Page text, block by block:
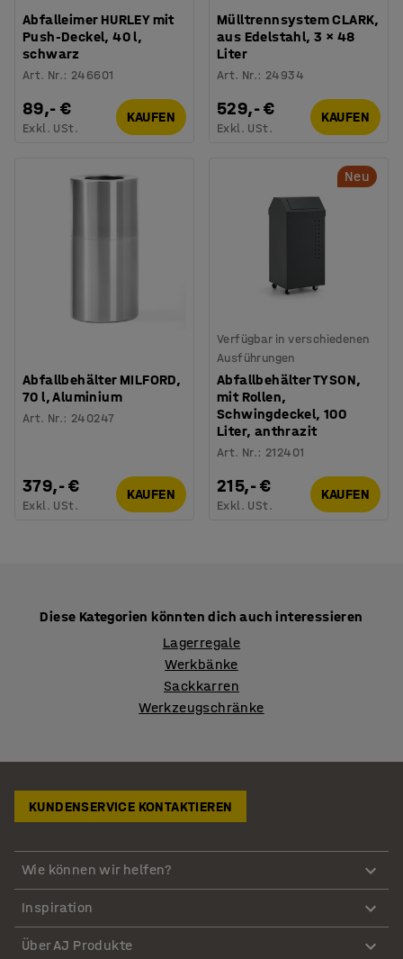
Abfalleimer HURLEY mit
Push-Deckel, 40 l,
schwarz
Art. Nr.: 246601
89,- €
Exkl. USt.
KAUFEN
Mülltrennsystem CLARK,
aus Edelstahl, 3 × 48
Liter
Art. Nr.: 24934
529,- €
Exkl. USt.
KAUFEN
Abfallbehälter MILFORD,
70 l, Aluminium
Art. Nr.: 240247
379,- €
Exkl. USt.
KAUFEN
Neu
Verfügbar in verschiedenen
Ausführungen
Abfallbehälter TYSON,
mit Rollen,
Schwingdeckel, 100
Liter, anthrazit
Art. Nr.: 212401
215,- €
Exkl. USt.
KAUFEN
Diese Kategorien könnten dich auch interessieren
Lagerregale
Werkbänke
Sackkarren
Werkzeugschränke
KUNDENSERVICE KONTAKTIEREN
Wie können wir helfen?
Inspiration
Über AJ Produkte